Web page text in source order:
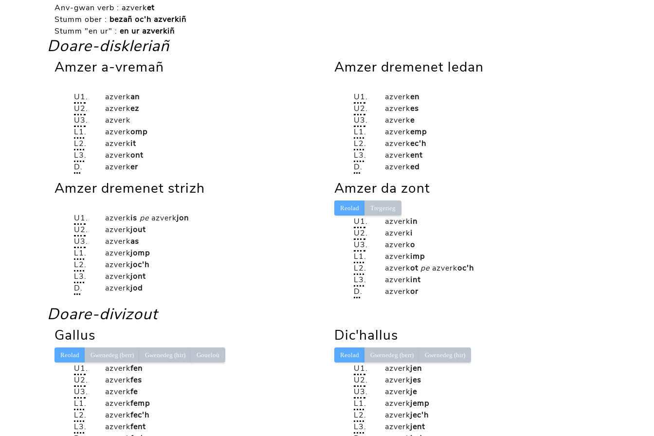
Anv-gwan verb : azverket
Stumm ober : bezañ oc'h azverkiñ
Stumm "en ur" : en ur azverkiñ
Doare-diskleriañ
Amzer a-vremañ
U1. azverkan
U2. azverkez
U3.
azverk
L1. azverkomp
L2. azverkit
L3. azverkont
D. azverker
Amzer dremenet ledan
U1. azverken
U2. azverkes
U3. azverke
L1. azverkemp
L2. azverkec'h
L3. azverkent
D. azverked
Amzer dremenet strizh
U1. azverkis pe azverkjon
U2. azverkjout
U3. azverkas
L1. azverkjomp
L2. azverkjoc'h
L3. azverkjont
D. azverkjod
Amzer da zont
Reolad Tregerieg
U1. azverkin
U2. azverki
U3. azverko
L1. azverkimp
L2. azverkot pe azverkoc'h
L3. azverkint
D. azverkor
Doare-divizout
Gallus
Reolad Gwenedeg (berr) Gwenedeg (hir) Goueloù
U1. azverkfen
U2. azverkfes
U3. azverkfe
L1. azverkfemp
L2. azverkfec'h
L3. azverkfent
Dic'hallus
Reolad Gwenedeg (berr) Gwenedeg (hir)
U1. azverkjen
U2. azverkjes
U3. azverkje
L1. azverkjemp
L2. azverkjec'h
L3. azverkjent